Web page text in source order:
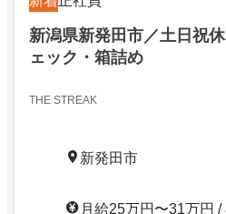
新潟県新発田市／土日祝
ェック・箱詰め
THE STREAK
新発田市
月給25万円〜31万円 /